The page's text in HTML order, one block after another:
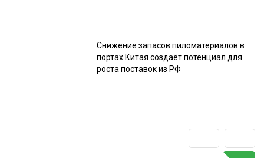
Снижение запасов пиломатериалов в
портах Китая создаёт потенциал для
роста поставок из РФ